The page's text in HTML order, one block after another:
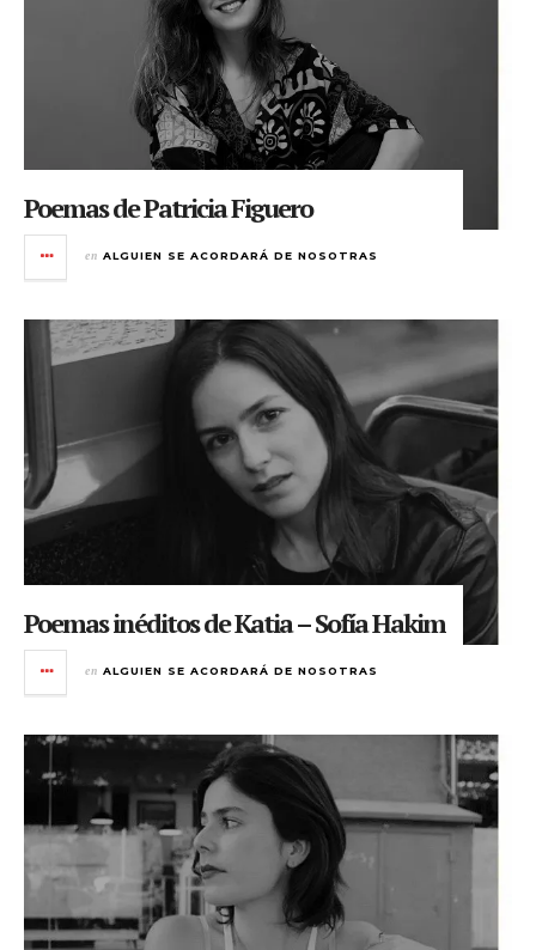
Poemas de Patricia Figuero
en ALGUIEN SE ACORDARÁ DE NOSOTRAS
Poemas inéditos de Katia – Sofía Hakim
en ALGUIEN SE ACORDARÁ DE NOSOTRAS